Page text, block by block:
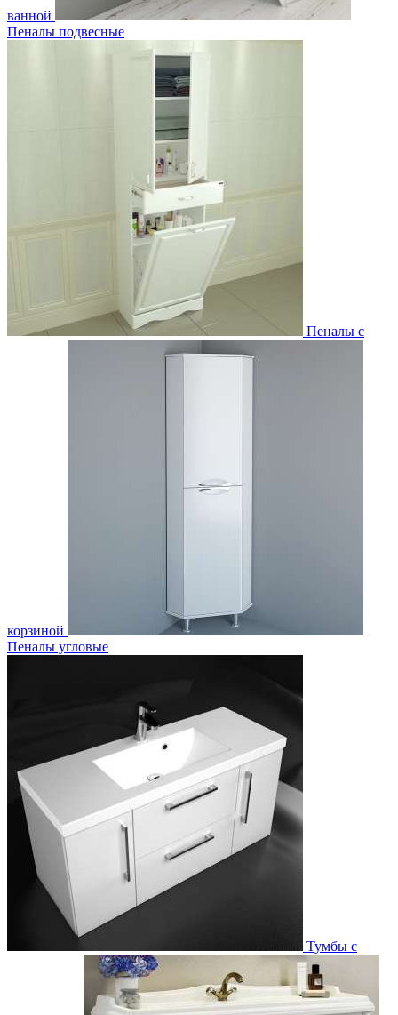
ванной
Пеналы подвесные
Пеналы с
корзиной
Пеналы угловые
Тумбы с